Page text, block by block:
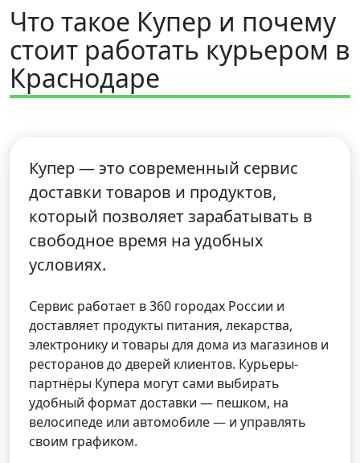
Что такое Купер и почему
стоит работать курьером в
Краснодаре
Купер — это современный сервис
доставки товаров и продуктов,
который позволяет зарабатывать в
свободное время на удобных
условиях.
Сервис работает в 360 городах России и
доставляет продукты питания, лекарства,
электронику и товары для дома из магазинов и
ресторанов до дверей клиентов. Курьеры-
партнёры Купера могут сами выбирать
удобный формат доставки — пешком, на
велосипеде или автомобиле — и управлять
своим графиком.